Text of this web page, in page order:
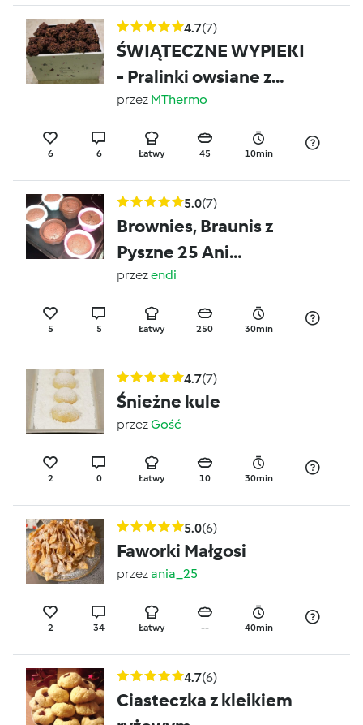
4.7(7)
ŚWIĄTECZNE WYPIEKI
- Pralinki owsiane z
rumem
przez MThermo
6 6 Łatwy 45 10min
5.0(7)
Brownies, Braunis z
Pyszne 25 Ani
Starmach
przezendi
5 5 Łatwy 250 30min
4.7(7)
Śnieżne kule
przezGość
2 0 Łatwy 10 30min
5.0(6)
Faworki Małgosi
przezania_25
2 34 Łatwy -- 40min
4.7(6)
Ciasteczka z kleikiem